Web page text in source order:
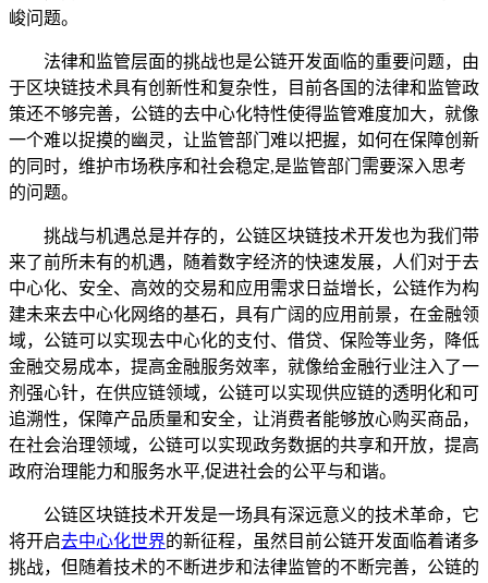
峻问题。
法律和监管层面的挑战也是公链开发面临的重要问题，由
于区块链技术具有创新性和复杂性，目前各国的法律和监管政
策还不够完善，公链的去中心化特性使得监管难度加大，就像
一个难以捉摸的幽灵，让监管部门难以把握，如何在保障创新
的同时，维护市场秩序和社会稳定,是监管部门需要深入思考
的问题。
挑战与机遇总是并存的，公链区块链技术开发也为我们带
来了前所未有的机遇，随着数字经济的快速发展，人们对于去
中心化、安全、高效的交易和应用需求日益增长，公链作为构
建未来去中心化网络的基石，具有广阔的应用前景，在金融领
域，公链可以实现去中心化的支付、借贷、保险等业务，降低
金融交易成本，提高金融服务效率，就像给金融行业注入了一
剂强心针，在供应链领域，公链可以实现供应链的透明化和可
追溯性，保障产品质量和安全，让消费者能够放心购买商品，
在社会治理领域，公链可以实现政务数据的共享和开放，提高
政府治理能力和服务水平,促进社会的公平与和谐。
公链区块链技术开发是一场具有深远意义的技术革命，它
将开启去中心化世界的新征程，虽然目前公链开发面临着诸多
挑战，但随着技术的不断进步和法律监管的不断完善，公链的